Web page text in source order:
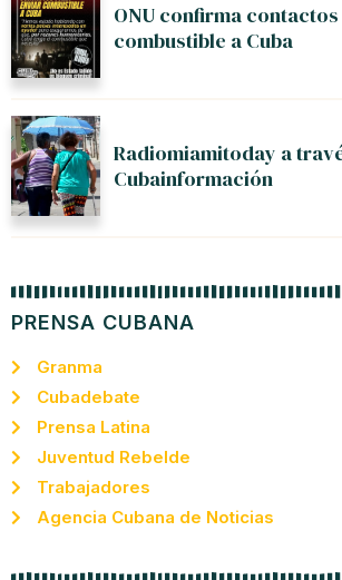
ONU confirma
combustible a Cuba
Radiomiamitoday a
Cubainformación
PRENSA CUBANA
Granma
Cubadebate
Prensa Latina
Juventud Rebelde
Trabajadores
Agencia Cubana de Noticias